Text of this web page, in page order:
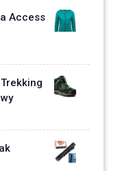
Access